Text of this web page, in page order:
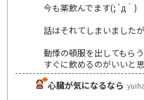
今も薬飲んでます(;´д｀)
話はそれてしまいましたが
動悸の頓服を出してもら
すぐに飲めるのがいいと
心臓が気になるなら